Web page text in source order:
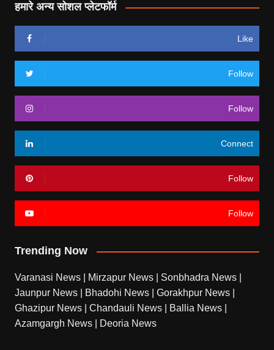
हमारे अन्य सोशल प्लेटफॉर्म
Like
Follow
Follow
Connect
Follow
Follow
Trending Now
Varanasi News Mirzapur News Sonbhadra News
Jaunpur News
Bhadohi News Gorakhpur News
Ghazipur News
Chandauli News Ballia News
Azamgargh News
Deoria News